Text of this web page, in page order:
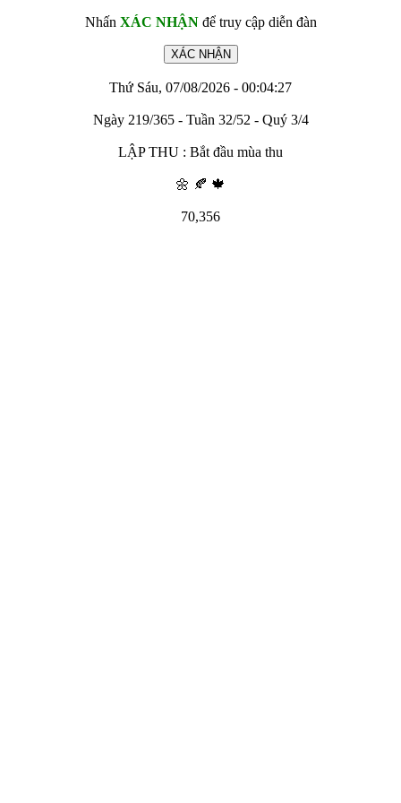
Nhấn XÁC NHẬNđể truy cập diễn đàn
Thứ Sáu, 07/08/2026 - 00:04:27
Ngày 219/365 - Tuần 32/52 - Quý 3/4
LẬP THU : Bắt đầu mùa thu
🌼 🍂 🍁
70,356